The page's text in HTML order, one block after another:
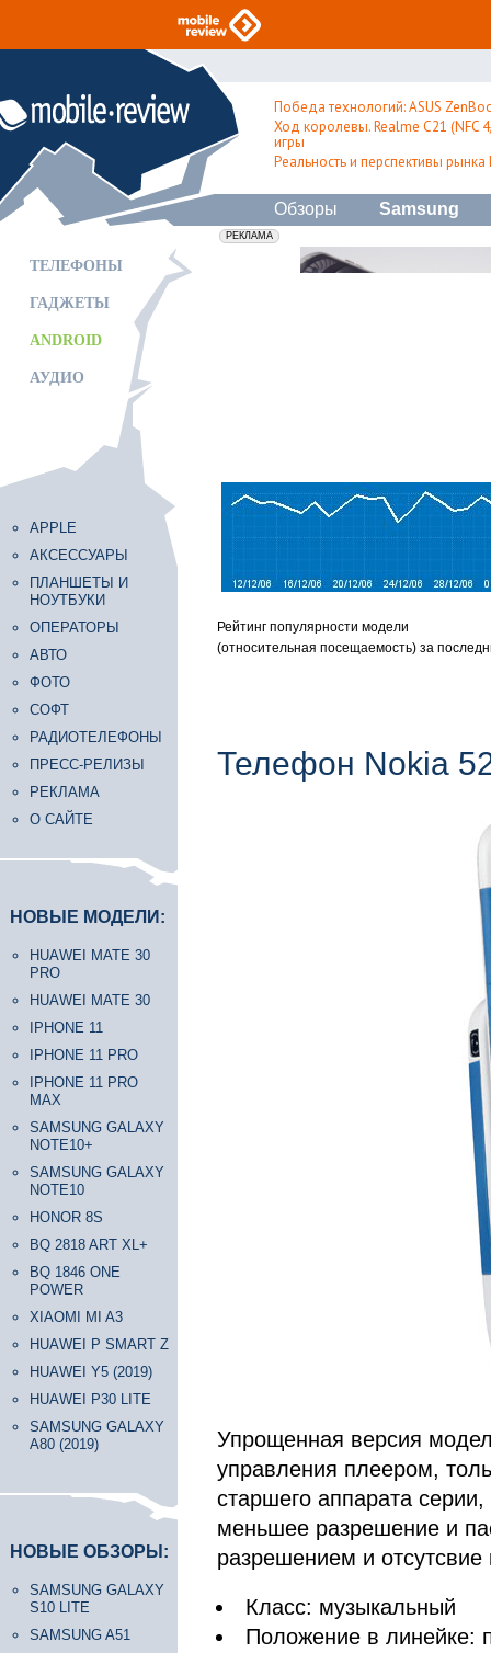
Победа технологий: ASUS
Ход королевы. Realme C21 (NFC
игры
Реальность и перспективы
Обзоры Samsung
ТЕЛЕФОНЫ
ГАДЖЕТЫ
ANDROID
АУДИО
APPLE
АКСЕССУАРЫ
ПЛАНШЕТЫ И
НОУТБУКИ
ОПЕРАТОРЫ
АВТО
ФОТО
СОФТ
РАДИОТЕЛЕФОНЫ
ПРЕСС-РЕЛИЗЫ
РЕКЛАМА
О САЙТЕ
НОВЫЕ МОДЕЛИ:
HUAWEI MATE 30
PRO
HUAWEI MATE 30
IPHONE 11
IPHONE 11 PRO
IPHONE 11 PRO
MAX
SAMSUNG GALAXY
NOTE10+
SAMSUNG GALAXY
NOTE10
HONOR 8S
BQ 2818 ART XL+
BQ 1846 ONE
POWER
XIAOMI MI A3
HUAWEI P SMART Z
HUAWEI Y5 (2019)
HUAWEI P30 LITE
SAMSUNG GALAXY
A80 (2019)
НОВЫЕ ОБЗОРЫ:
SAMSUNG GALAXY
S10 LITE
SAMSUNG A51
erid: 2VfnxxmNzs5
РЕКЛАМА
Рейтинг популярности модели
(относительная посещаемость) за
Телефон Nokia
Упрощенная версия
управления плеером,
старшего аппарата
меньшее разрешение и
разрешением и
Класс: музыкальный
Положение в линейке: